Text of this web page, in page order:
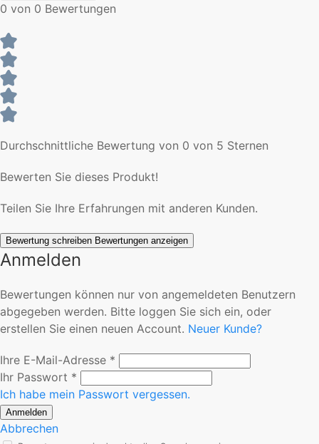
0 von 0 Bewertungen
Durchschnittliche Bewertung von 0 von 5 Sternen
Bewerten Sie dieses Produkt!
Teilen Sie Ihre Erfahrungen mit anderen Kunden.
Bewertung schreiben Bewertungen anzeigen
Anmelden
Bewertungen können nur von angemeldeten Benutzern
abgegeben werden. Bitte loggen Sie sich ein, oder
erstellen Sie einen neuen Account. Neuer Kunde?
Ihre E-Mail-Adresse *
Ihr Passwort *
Ich habe mein Passwort vergessen.
Anmelden
Abbrechen